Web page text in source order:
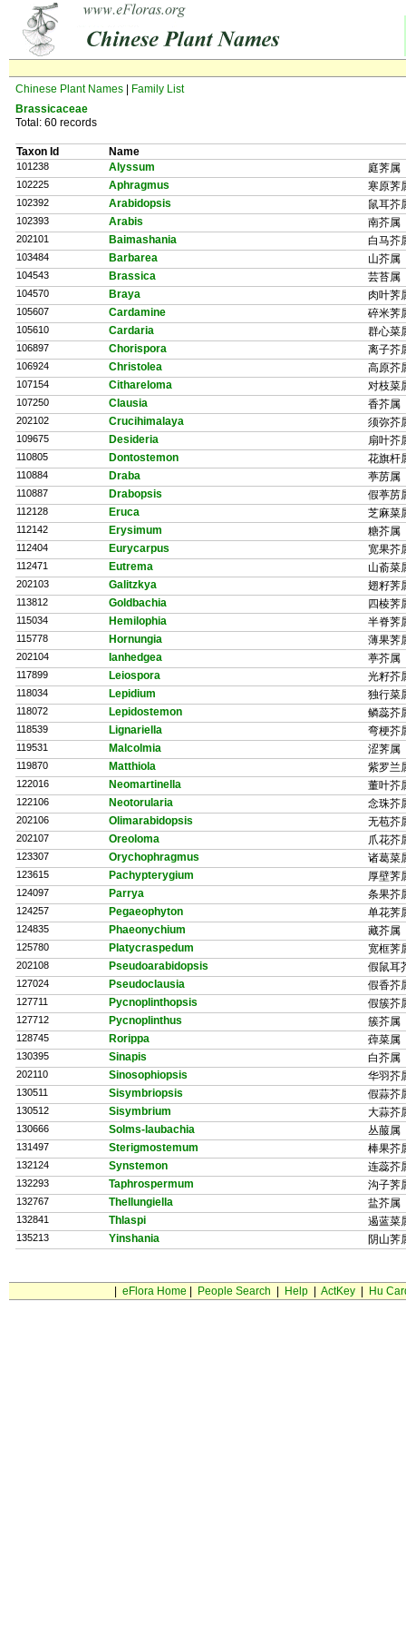
Chinese Plant Names
Family List
Brassicaceae
Total: 60 records
Taxon Id Name
101238 Alyssum 庭荠属
102225 Aphragmus 寒原荠
102392 Arabidopsis 鼠耳芥
102393 Arabis 南芥属
202101 Baimashania 白马芥
103484 Barbarea 山芥属
104543 Brassica 芸苔属
104570 Braya 肉叶荠
105607 Cardamine 碎米荠
105610 Cardaria 群心菜
106897 Chorispora 离子芥
106924 Christolea 高原芥
107154 Cithareloma 对枝菜
107250 Clausia 香芥属
202102 Crucihimalaya 须弥芥
109675 Desideria 扇叶芥
110805 Dontostemon 花旗杆
110884 Draba 葶苈属
110887 Drabopsis 假葶苈
112128 Eruca 芝麻菜
112142 Erysimum 糖芥属
112404 Eurycarpus 宽果芥
112471 Eutrema 山萮菜
202103 Galitzkya 翅籽荠
113812 Goldbachia 四棱荠
115034 Hemilophia 半脊荠
115778 Hornungia 薄果荠
202104 Ianhedgea 葶芥属
117899 Leiospora 光籽芥
118034 Lepidium 独行菜
118072 Lepidostemon 鳞蕊芥
118539 Lignariella 弯梗芥
119531 Malcolmia 涩荠属
119870 Matthiola 紫罗兰
122016 Neomartinella 董叶芥
122106 Neotorularia 念珠芥
202106 Olimarabidopsis 无苞芥
202107 Oreoloma 爪花芥
123307 Orychophragmus 诸葛菜
123615 Pachypterygium 厚壁荠
124097 Parrya 条果芥
124257 Pegaeophyton 单花荠
124835 Phaeonychium 藏芥属
125780 Platycraspedum 宽框荠
202108 Pseudoarabidopsis 假鼠耳
127024 Pseudoclausia 假香芥
127711 Pycnoplinthopsis 假簇芥
127712 Pycnoplinthus 簇芥属
128745 Rorippa 蔊菜属
130395 Sinapis 白芥属
202110 Sinosophiopsis 华羽芥
130511 Sisymbriopsis 假蒜芥
130512 Sisymbrium 大蒜芥
130666 Solms-laubachia 丛菔属
131497 Sterigmostemum 棒果芥
132124 Synstemon 连蕊芥
132293 Taphrospermum 沟子荠
132767 Thellungiella 盐芥属
132841 Thlaspi 遏蓝菜
135213 Yinshania 阴山荠
eFlora Home People Search Help| ActKey| Hu